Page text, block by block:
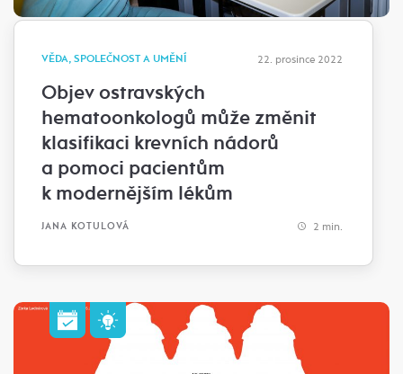
VĚDA, SPOLEČNOST A UMĚNÍ 22. prosince 2022
Objev ostravských
hematoonkologů může změnit
klasifikaci krevních nádorů
a pomoci pacientům
k modernějším lékům
JANA KOTULOVÁ 2 min.